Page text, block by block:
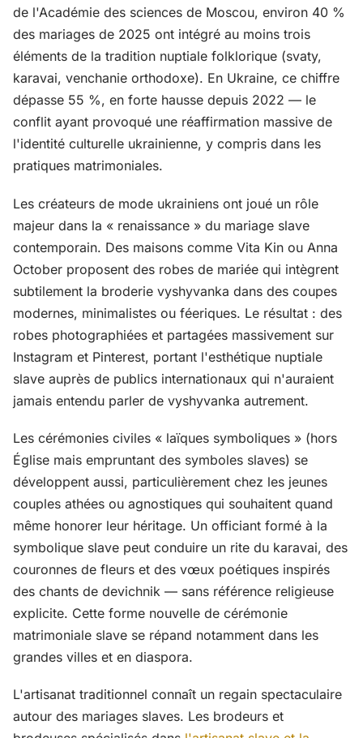
de l'Académie des sciences de Moscou, environ 40 %
des mariages de 2025 ont intégré au moins trois
éléments de la tradition nuptiale folklorique (svaty,
karavai, venchanie orthodoxe). En Ukraine, ce chiffre
dépasse 55 %, en forte hausse depuis 2022 — le
conflit ayant provoqué une réaffirmation massive de
l'identité culturelle ukrainienne, y compris dans les
pratiques matrimoniales.
Les créateurs de mode ukrainiens ont joué un rôle
majeur dans la « renaissance » du mariage slave
contemporain. Des maisons comme Vita Kin ou Anna
October proposent des robes de mariée qui intègrent
subtilement la broderie vyshyvanka dans des coupes
modernes, minimalistes ou féeriques. Le résultat : des
robes photographiées et partagées massivement sur
Instagram et Pinterest, portant l'esthétique nuptiale
slave auprès de publics internationaux qui n'auraient
jamais entendu parler de vyshyvanka autrement.
Les cérémonies civiles « laïques symboliques » (hors
Église mais empruntant des symboles slaves) se
développent aussi, particulièrement chez les jeunes
couples athées ou agnostiques qui souhaitent quand
même honorer leur héritage. Un officiant formé à la
symbolique slave peut conduire un rite du karavai, des
couronnes de fleurs et des vœux poétiques inspirés
des chants de devichnik — sans référence religieuse
explicite. Cette forme nouvelle de cérémonie
matrimoniale slave se répand notamment dans les
grandes villes et en diaspora.
L'artisanat traditionnel connaît un regain spectaculaire
autour des mariages slaves. Les brodeurs et